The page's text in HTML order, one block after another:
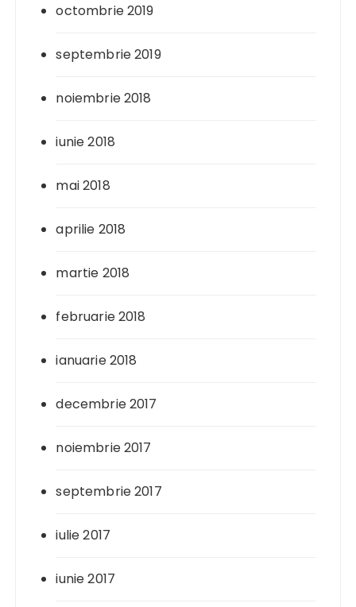
octombrie 2019
septembrie 2019
noiembrie 2018
iunie 2018
mai 2018
aprilie 2018
martie 2018
februarie 2018
ianuarie 2018
decembrie 2017
noiembrie 2017
septembrie 2017
iulie 2017
iunie 2017